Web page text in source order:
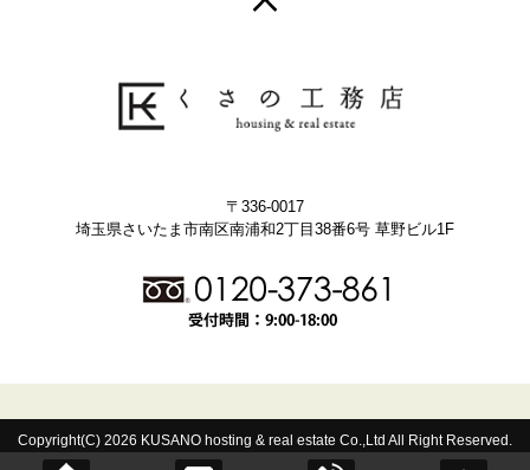
〒336-0017
埼玉県さいたま市南区南浦和2丁目38番6号 草野ビル1F
Copyright(C) 2026 KUSANO hosting & real estate Co.,Ltd All Right Reserved.